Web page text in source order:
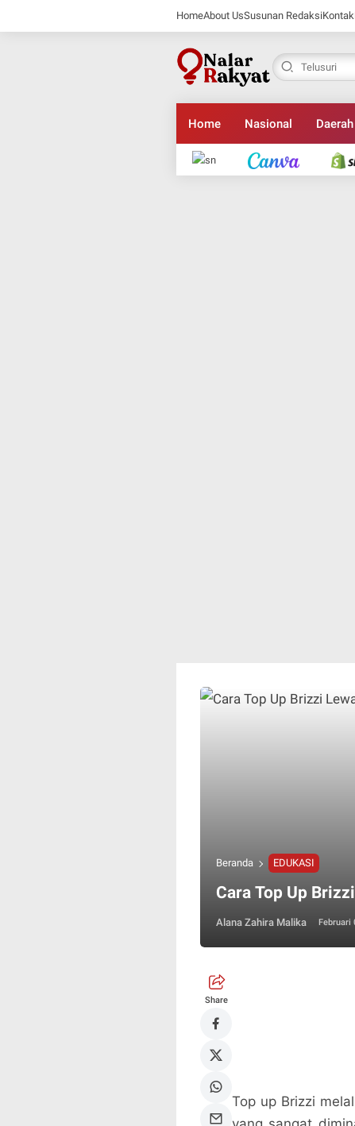
HomeAbout UsSusunan RedaksiKontak
Home Nasional Daerah
Beranda EDUKASI
Cara Top Up
Alana Zahira Malika Februari
Share
Top up Brizzi